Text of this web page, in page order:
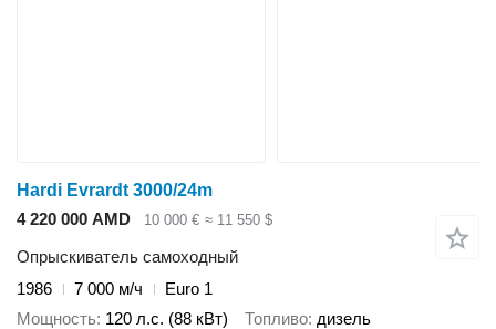
Hardi Evrardt 3000/24m
4 220 000 AMD
10 000 € ≈ 11 550 $
Опрыскиватель самоходный
1986
7 000 м/ч
Euro 1
Мощность 120 л.с. (88 кВт) Топливо дизель